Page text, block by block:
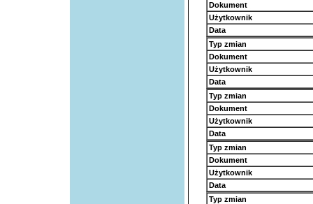
Dokument
Użytkownik
Data
Typ zmian
Dokument
Użytkownik
Data
Typ zmian
Dokument
Użytkownik
Data
Typ zmian
Dokument
Użytkownik
Data
Typ zmian